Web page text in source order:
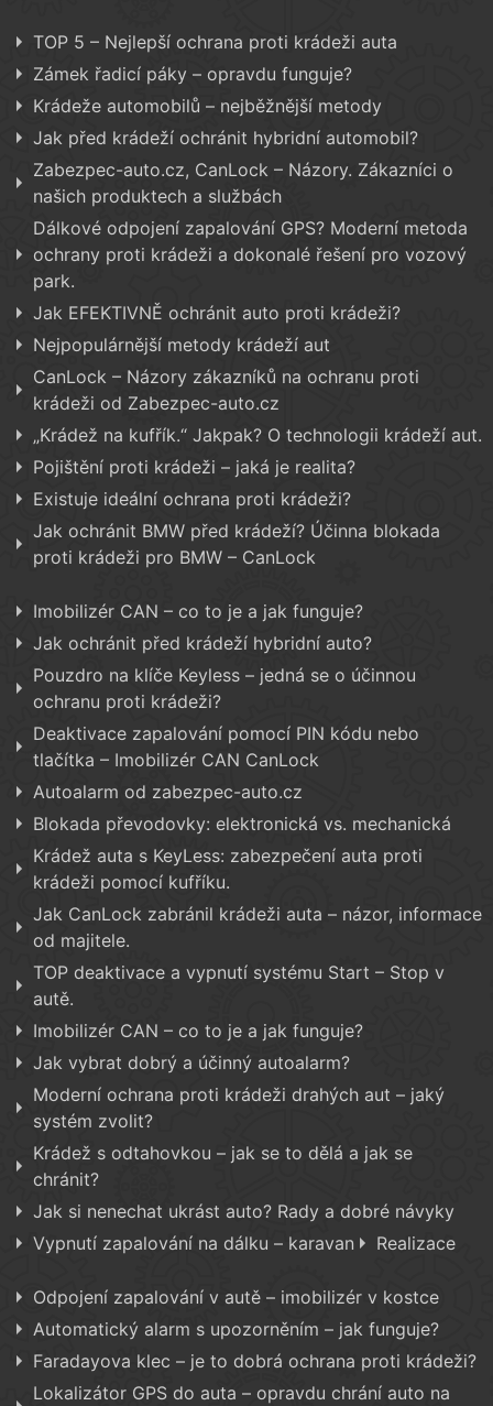
TOP 5 – Nejlepší ochrana proti krádeži auta
Zámek řadicí páky – opravdu funguje?
Krádeže automobilů – nejběžnější metody
Jak před krádeží ochránit hybridní automobil?
Zabezpec-auto.cz, CanLock – Názory. Zákazníci o
našich produktech a službách
Dálkové odpojení zapalování GPS? Moderní metoda
ochrany proti krádeži a dokonalé řešení pro vozový
park.
Jak EFEKTIVNĚ ochránit auto proti krádeži?
Nejpopulárnější metody krádeží aut
CanLock – Názory zákazníků na ochranu proti
krádeži od Zabezpec-auto.cz
„Krádež na kufřík.“ Jakpak? O technologii krádeží aut.
Pojištění proti krádeži – jaká je realita?
Existuje ideální ochrana proti krádeži?
Jak ochránit BMW před krádeží? Účinna blokada
proti krádeži pro BMW – CanLock
Imobilizér CAN – co to je a jak funguje?
Jak ochránit před krádeží hybridní auto?
Pouzdro na klíče Keyless – jedná se o účinnou
ochranu proti krádeži?
Deaktivace zapalování pomocí PIN kódu nebo
tlačítka – Imobilizér CAN CanLock
Autoalarm od zabezpec-auto.cz
Blokada převodovky: elektronická vs. mechanická
Krádež auta s KeyLess: zabezpečení auta proti
krádeži pomocí kufříku.
Jak CanLock zabránil krádeži auta – názor, informace
od majitele.
TOP deaktivace a vypnutí systému Start – Stop v
autě.
Imobilizér CAN – co to je a jak funguje?
Jak vybrat dobrý a účinný autoalarm?
Moderní ochrana proti krádeži drahých aut – jaký
systém zvolit?
Krádež s odtahovkou – jak se to dělá a jak se
chránit?
Jak si nenechat ukrást auto? Rady a dobré návyky
Vypnutí zapalování na dálku – karavan
Realizace
Odpojení zapalování v autě – imobilizér v kostce
Automatický alarm s upozorněním – jak funguje?
Faradayova klec – je to dobrá ochrana proti krádeži?
Lokalizátor GPS do auta – opravdu chrání auto na